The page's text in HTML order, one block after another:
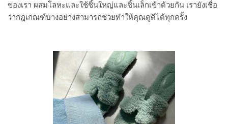
ของเรา ผสมโลหะและใช้ชิ้นใหญ่และชิ้นเล็กเข้าด้วยกัน เรายังเชื่อ
ว่ากฎเกณฑ์บางอย่างสามารถช่วยทำให้คุณดูดีได้ทุกครั้ง